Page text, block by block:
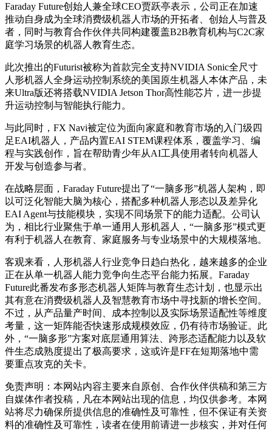
Faraday Future创始人兼全球CEO贾跃亭表示，公司正在加速
推动自身成为全球消费级机器人市场的开拓者、创始人与普及
者，同时与教育合作伙伴共同构建覆盖B2B教育机构与C2C家
庭学习场景的机器人教育生态。
此次推出的Futurist被称为首款完全支持NVIDIA Sonic全尺寸
人形机器人全身运动控制系统的美国原生机器人本体产品，未
来Ultra版还将搭载NVIDIA Jetson Thor高性能芯片，进一步提
升运动控制与智能执行能力。
与此同时，FX Navi被定位为面向家庭和教育市场的入门级四
足EAI机器人，产品内置EAI STEM课程体系，覆盖学习、编
程与实践创作，旨在帮助青少年从AI工具使用者转向机器人
开发与创造参与者。
在战略层面，Faraday Future提出了“一脑多形”机器人架构，即
以可泛化智能大脑为核心，搭配多种机器人形态以及差异化
EAI Agent与技能模块，实现不同场景下的能力适配。公司认
为，相比行业聚焦于单一通用人形机器人，“一脑多形”模式更
有利于机器人在教育、家庭服务与专业场景中的大规模落地。
客观来看，人形机器人行业竞争日趋白热化，越来越多的企业
正在从单一机器人能力竞争向生态平台能力拓展。Faraday
Future此番发布多形态机器人矩阵与教育生态计划，也显示出
其有意在消费级机器人及智慧教育市场中寻找新的增长空间。
不过，从产品量产时间、成本控制以及实际场景适配性等维度
考量，这一矩阵能否快速形成规模效应，仍有待市场验证。此
外，“一脑多形”方案对底层通用算法、跨形态适配能力以及软
件生态成熟度提出了极高要求，这或许是FF在短期落地中需
要重点攻克的关卡。
免责声明：本网站内容主要来自原创、合作伙伴供稿和第三方
自媒体作者投稿，凡在本网站出现的信息，均仅供参考。本网
站将尽力确保所提供信息的准确性及可靠性，但不保证有关资
料的准确性及可靠性，读者在使用前请进一步核实，并对任何